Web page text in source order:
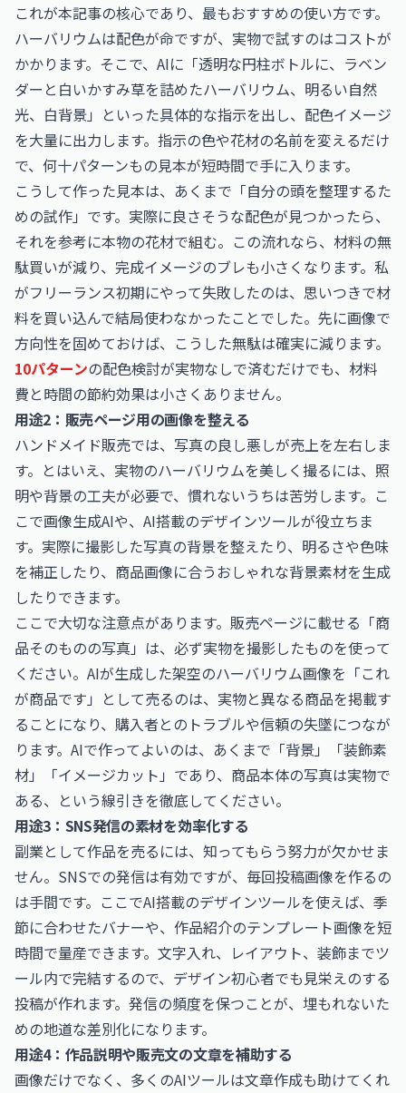
これが本記事の核心であり、最もおすすめの使い方です。
ハーバリウムは配色が命ですが、実物で試すのはコストが
かかります。そこで、AIに「透明な円柱ボトルに、ラベン
ダーと白いかすみ草を詰めたハーバリウム、明るい自然
光、白背景」といった具体的な指示を出し、配色イメージ
を大量に出力します。指示の色や花材の名前を変えるだけ
で、何十パターンもの見本が短時間で手に入ります。
こうして作った見本は、あくまで「自分の頭を整理するた
めの試作」です。実際に良さそうな配色が見つかったら、
それを参考に本物の花材で組む。この流れなら、材料の無
駄買いが減り、完成イメージのブレも小さくなります。私
がフリーランス初期にやって失敗したのは、思いつきで材
料を買い込んで結局使わなかったことでした。先に画像で
方向性を固めておけば、こうした無駄は確実に減ります。
10パターンの配色検討が実物なしで済むだけでも、材料
費と時間の節約効果は小さくありません。
用途2：販売ページ用の画像を整える
ハンドメイド販売では、写真の良し悪しが売上を左右しま
す。とはいえ、実物のハーバリウムを美しく撮るには、照
明や背景の工夫が必要で、慣れないうちは苦労します。こ
こで画像生成AIや、AI搭載のデザインツールが役立ちま
す。実際に撮影した写真の背景を整えたり、明るさや色味
を補正したり、商品画像に合うおしゃれな背景素材を生成
したりできます。
ここで大切な注意点があります。販売ページに載せる「商
品そのものの写真」は、必ず実物を撮影したものを使って
ください。AIが生成した架空のハーバリウム画像を「これ
が商品です」として売るのは、実物と異なる商品を掲載す
ることになり、購入者とのトラブルや信頼の失墜につなが
ります。AIで作ってよいのは、あくまで「背景」「装飾素
材」「イメージカット」であり、商品本体の写真は実物で
ある、という線引きを徹底してください。
用途3：SNS発信の素材を効率化する
副業として作品を売るには、知ってもらう努力が欠かせま
せん。SNSでの発信は有効ですが、毎回投稿画像を作るの
は手間です。ここでAI搭載のデザインツールを使えば、季
節に合わせたバナーや、作品紹介のテンプレート画像を短
時間で量産できます。文字入れ、レイアウト、装飾までツ
ール内で完結するので、デザイン初心者でも見栄えのする
投稿が作れます。発信の頻度を保つことが、埋もれないた
めの地道な差別化になります。
用途4：作品説明や販売文の文章を補助する
画像だけでなく、多くのAIツールは文章作成も助けてくれ